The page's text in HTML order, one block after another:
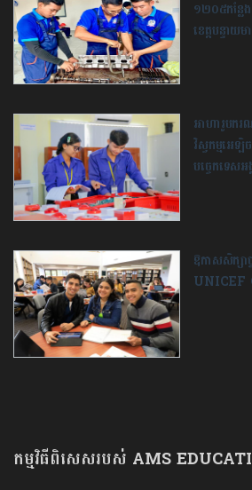
១២០៥កន្លែ
ខេត្ត​បន្ទាយ
អាហារូបករ
វិស្វកម្ម​អេ
បច្ចេកទេស​អង្
ឱកាសសិក្សា
UNICEF
កម្មវិធីពិសេសរបស់ AMS